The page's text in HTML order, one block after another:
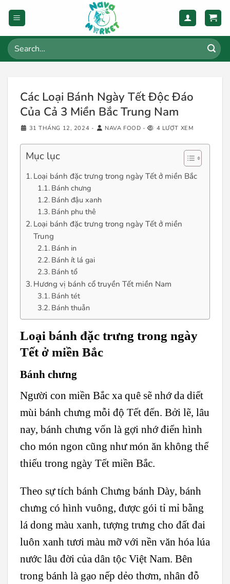
Search
for:
Các Loại Bánh Ngày Tết Độc Đáo
Của Cả 3 Miền Bắc Trung Nam
31 THÁNG 12, 2024 - NAVA FOOD - 4 LƯỢT XEM
Mục lục
Loại bánh đặc trưng trong ngày Tết ở miền Bắc
Bánh chưng
Bánh đậu xanh
Bánh phu thê
Loại bánh đặc trưng trong ngày Tết ở miền
Trung
Bánh in
Bánh ít lá gai
Bánh tổ
Hương vị bánh cổ truyền Tết miền Nam
Bánh tét
Bánh thuẫn
Loại bánh đặc trưng trong ngày
Tết ở miền Bắc
Bánh chưng
Người con miền Bắc xa quê sẽ nhớ da diết
mùi bánh chưng mỗi độ Tết đến. Bởi lẽ, lâu
nay, bánh chưng vốn là gợi nhớ điển hình
cho món ngon cũng như món ăn không thể
thiếu trong ngày Tết miền Bắc.
Theo sự tích bánh Chưng bánh Dày, bánh
chưng có hình vuông, được gói tỉ mỉ bằng
lá dong màu xanh, tượng trưng cho đất đai
luôn xanh tươi màu mỡ với nền văn hóa lúa
nước lâu đời của dân tộc Việt Nam. Bên
trong bánh là gạo nếp dẻo thơm, nhân đỗ